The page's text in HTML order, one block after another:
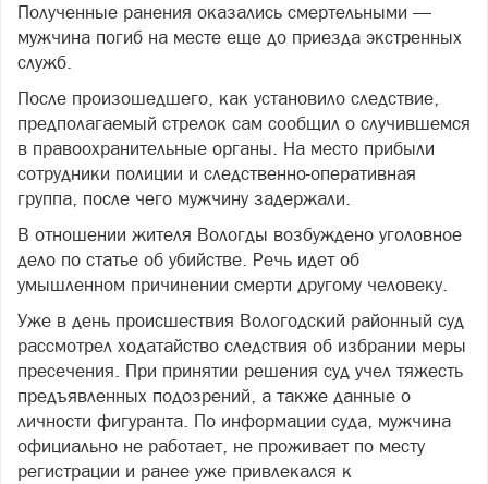
Полученные ранения оказались смертельными —
мужчина погиб на месте еще до приезда экстренных
служб.
После произошедшего, как установило следствие,
предполагаемый стрелок сам сообщил о случившемся
в правоохранительные органы. На место прибыли
сотрудники полиции и следственно-оперативная
группа, после чего мужчину задержали.
В отношении жителя Вологды возбуждено уголовное
дело по статье об убийстве. Речь идет об
умышленном причинении смерти другому человеку.
Уже в день происшествия Вологодский районный суд
рассмотрел ходатайство следствия об избрании меры
пресечения. При принятии решения суд учел тяжесть
предъявленных подозрений, а также данные о
личности фигуранта. По информации суда, мужчина
официально не работает, не проживает по месту
регистрации и ранее уже привлекался к